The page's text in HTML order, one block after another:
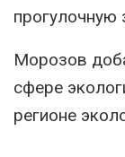
прогулочную
Морозов
сфере
регионе